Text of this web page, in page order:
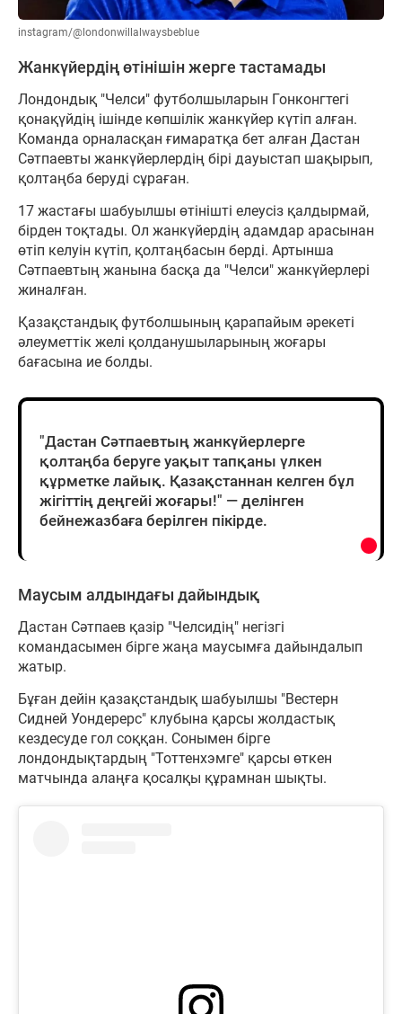
instagram/@londonwillalwaysbeblue
Жанкүйердің өтінішін жерге тастамады
Лондондық "Челси" футболшыларын Гонконгтегі
қонақүйдің ішінде көпшілік жанкүйер күтіп алған.
Команда орналасқан ғимаратқа бет алған Дастан
Сәтпаевты жанкүйерлердің бірі дауыстап шақырып,
қолтаңба беруді сұраған.
17 жастағы шабуылшы өтінішті елеусіз қалдырмай,
бірден тоқтады. Ол жанкүйердің адамдар арасынан
өтіп келуін күтіп, қолтаңбасын берді. Артынша
Сәтпаевтың жанына басқа да "Челси" жанкүйерлері
жиналған.
Қазақстандық футболшының қарапайым әрекеті
әлеуметтік желі қолданушыларының жоғары
бағасына ие болды.
"Дастан Сәтпаевтың жанкүйерлерге
қолтаңба беруге уақыт тапқаны үлкен
құрметке лайық. Қазақстаннан келген бұл
жігіттің деңгейі жоғары!" — делінген
бейнежазбаға берілген пікірде.
Маусым алдындағы дайындық
Дастан Сәтпаев қазір "Челсидің" негізгі
командасымен бірге жаңа маусымға дайындалып
жатыр.
Бұған дейін қазақстандық шабуылшы "Вестерн
Сидней Уондерерс" клубына қарсы жолдастық
кездесуде гол соққан. Сонымен бірге
лондондықтардың "Тоттенхэмге" қарсы өткен
матчында алаңға қосалқы құрамнан шықты.